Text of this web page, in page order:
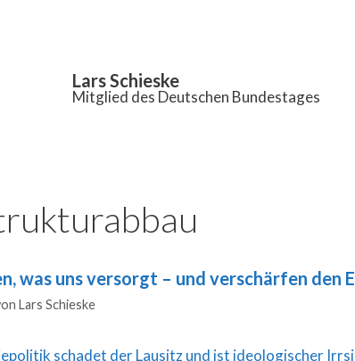
Lars Schieske
Mitglied des Deutschen Bundestages
was uns versorgt – und verschärfen den
Lars Schieske